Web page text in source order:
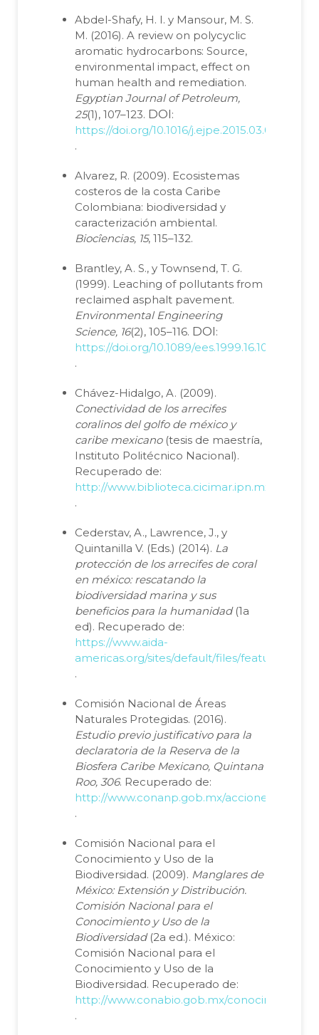
Abdel-Shafy, H. I. y Mansour, M. S.
M. (2016). A review on polycyclic
aromatic hydrocarbons: Source,
environmental impact, effect on
human health and remediation.
Egyptian Journal of Petroleum,
25(1), 107–123. DOI:
https://doi.org/10.1016/j.ejpe.2015.03.011
.
Alvarez, R. (2009). Ecosistemas
costeros de la costa Caribe
Colombiana: biodiversidad y
caracterización ambiental.
Biocîencias, 15, 115–132.
Brantley, A. S., y Townsend, T. G.
(1999). Leaching of pollutants from
reclaimed asphalt pavement.
Environmental Engineering
Science, 16(2), 105–116. DOI:
https://doi.org/10.1089/ees.1999.16.105
.
Chávez-Hidalgo, A. (2009).
Conectividad de los arrecifes
coralinos del golfo de méxico y
caribe mexicano(tesis de maestría,
Instituto Politécnico Nacional).
Recuperado de:
http://www.biblioteca.cicimar.ipn.mx/oacis/
.
Cederstav, A., Lawrence, J., y
Quintanilla V. (Eds.) (2014). La
protección de los arrecifes de coral
en méxico: rescatando la
biodiversidad marina y sus
beneficios para la humanidad(1a
ed). Recuperado de:
https://www.aida-
americas.org/sites/default/files/
.
Comisión Nacional de Áreas
Naturales Protegidas. (2016).
Estudio previo justificativo para la
declaratoria de la Reserva de la
Biosfera Caribe Mexicano, Quintana
Roo, 306. Recuperado de:
http://www.conanp.gob.mx/acciones/pdf/
.
Comisión Nacional para el
Conocimiento y Uso de la
Biodiversidad. (2009). Manglares de
México: Extensión y Distribución.
Comisión Nacional para el
Conocimiento y Uso de la
Biodiversidad(2a ed.). México:
Comisión Nacional para el
Conocimiento y Uso de la
Biodiversidad. Recuperado de:
http://www.conabio.gob.mx/conocimiento/
.